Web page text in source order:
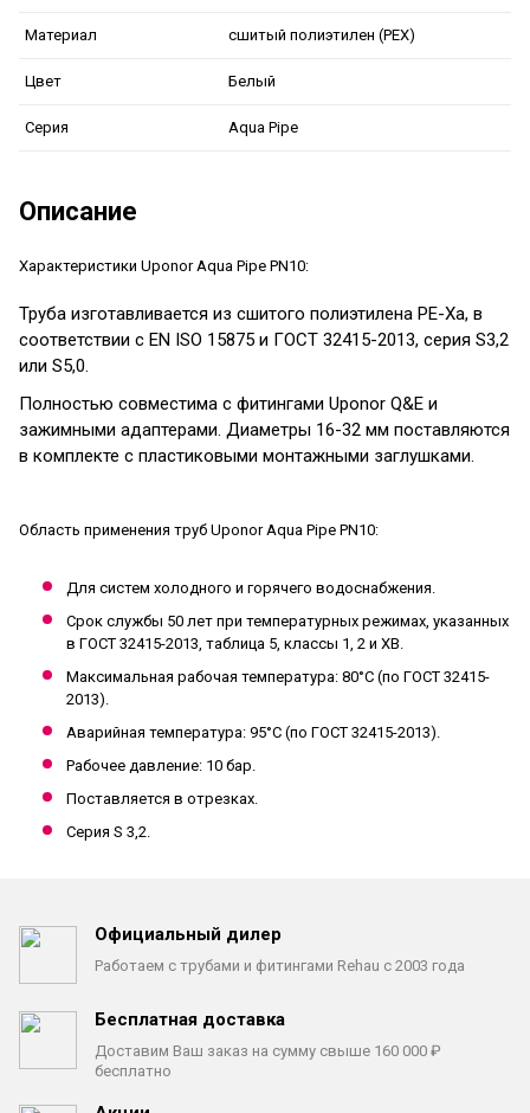
Материал сшитый полиэтилен (PEX)
Цвет Белый
Серия Aqua Pipe
Описание
Характеристики Uponor Aqua Pipe PN10:
Труба изготавливается из сшитого полиэтилена PE-Xa, в
соответствии с EN ISO 15875 и ГОСТ 32415-2013, серия S3,2
или S5,0.
Полностью совместима с фитингами Uponor Q&E и
зажимными адаптерами. Диаметры 16-32 мм поставляются
в комплекте с пластиковыми монтажными заглушками.
Область применения труб Uponor Aqua Pipe PN10:
Для систем холодного и горячего водоснабжения.
Срок службы 50 лет при температурных режимах, указанных
в ГОСТ 32415-2013, таблица 5, классы 1, 2 и ХВ.
Максимальная рабочая температура: 80°C (по ГОСТ 32415-
2013).
Аварийная температура: 95°C (по ГОСТ 32415-2013).
Рабочее давление: 10 бар.
Поставляется в отрезках.
Серия S 3,2.
Официальный дилер
Работаем с трубами и фитингами Rehau с 2003 года
Бесплатная доставка
Доставим Ваш заказ на сумму свыше 160 000 ₽
бесплатно